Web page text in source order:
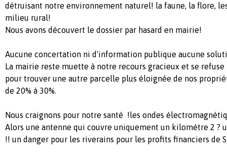
détruisant notre environnement naturel! la faune, la flore,
milieu rural!
Nous avons découvert le dossier par hasard en mairie!
Aucune concertation ni d'information publique aucune
La mairie reste muette à notre recours gracieux et se
pour trouver une autre parcelle plus éloignée de nos
de 20% à 30%.
Nous craignons pour notre santé !les ondes
Alors une antenne qui couvre uniquement un kilométre 2 ?
!! un danger pour les riverains pour les profits financiers de